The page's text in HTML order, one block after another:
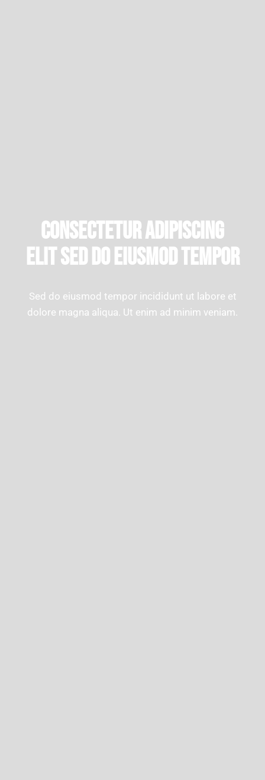
CONSECTETUR ADIPISCING
ELIT SED DO EIUSMOD TEMPOR
Sed do eiusmod tempor incididunt ut labore et
dolore magna aliqua. Ut enim ad minim veniam.